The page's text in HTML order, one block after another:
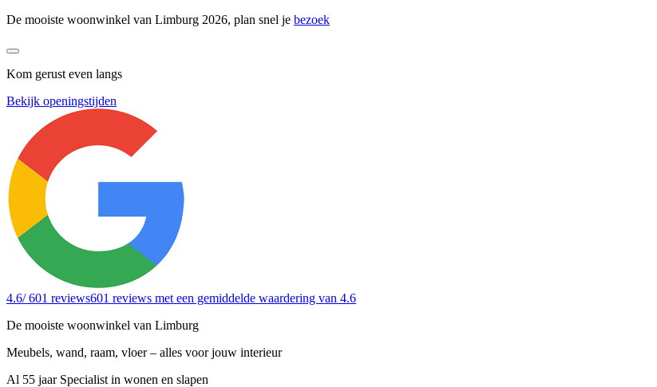
De mooiste woonwinkel van Limburg 2026, plan snel je bezoek
Kom gerust even langs
Bekijk openingstijden
4.6/ 601 reviews601 reviews met een gemiddelde waardering van 4.6
De mooiste woonwinkel van Limburg
Meubels, wand, raam, vloer – alles voor jouw interieur
Al 55 jaar Specialist in wonen en slapen